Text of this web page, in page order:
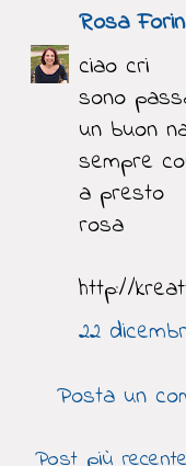
Rosa
ciao cri
sono
un buon
sempre
a presto
rosa
http://
22
Posta un
Post più